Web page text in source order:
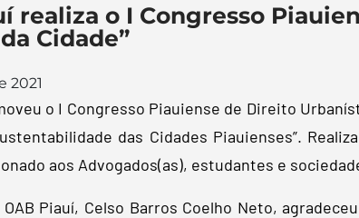
realiza o I Congresso
Cidade”
2021
o I Congresso Piauiense de Direito
das Cidades Piauienses”.
aos Advogados(as), estudantes e
Piauí, Celso Barros Coelho Neto,